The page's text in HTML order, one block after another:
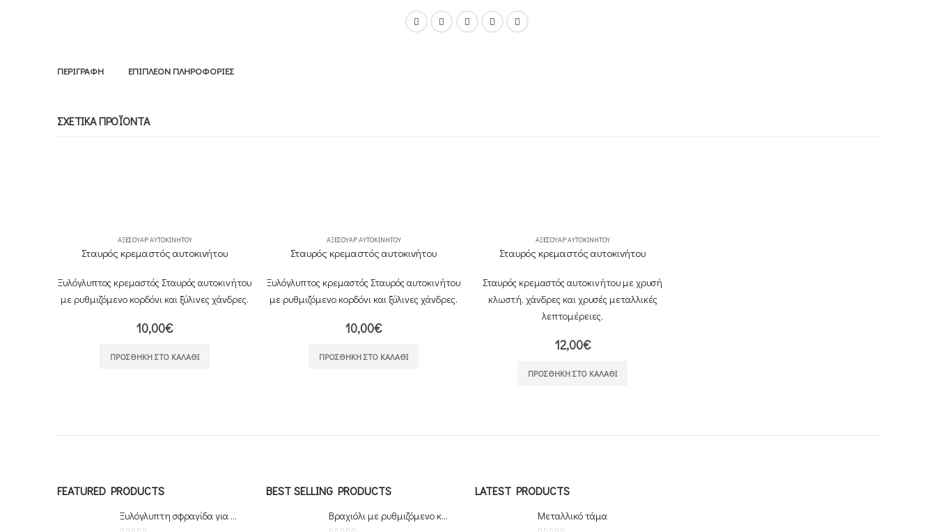
ΠΕΡΙΓΡΑΦΉ ΕΠΙΠΛΈΟΝ ΠΛΗΡΟΦΟΡΊΕΣ
ΣΧΕΤΙΚΆ ΠΡΟΪΌΝΤΑ
ΑΞΕΣΟΥΆΡ ΑΥΤΟΚΙΝΉΤΟΥ
Σταυρός κρεμαστός αυτοκινήτου
Ξυλόγλυπτος κρεμαστός Σταυρός αυτοκινήτου
με ρυθμιζόμενο κορδόνι και ξύλινες χάνδρες.
10,00€
ΠΡΟΣΘΉΚΗ ΣΤΟ ΚΑΛΆΘΙ
ΑΞΕΣΟΥΆΡ ΑΥΤΟΚΙΝΉΤΟΥ
Σταυρός κρεμαστός αυτοκινήτου
Ξυλόγλυπτος κρεμαστός Σταυρός αυτοκινήτου
με ρυθμιζόμενο κορδόνι και ξύλινες χάνδρες.
10,00€
ΠΡΟΣΘΉΚΗ ΣΤΟ ΚΑΛΆΘΙ
ΑΞΕΣΟΥΆΡ ΑΥΤΟΚΙΝΉΤΟΥ
Σταυρός κρεμαστός αυτοκινήτου
Σταυρός κρεμαστός αυτοκινήτου με χρυσή
κλωστή, χάνδρες και χρυσές μεταλλικές
λεπτομέρειες.
12,00€
ΠΡΟΣΘΉΚΗ ΣΤΟ ΚΑΛΆΘΙ
FEATURED PRODUCTS
Ξυλόγλυπτη σφραγίδα για πρόσφορο
BEST SELLING PRODUCTS
Βραχιόλι με ρυθμιζόμενο κούμπωμα
LATEST PRODUCTS
Μεταλλικό τάμα